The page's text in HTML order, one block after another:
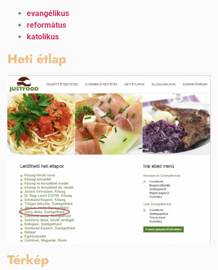
evangélikus
református
katolikus
Heti étlap
Térkép